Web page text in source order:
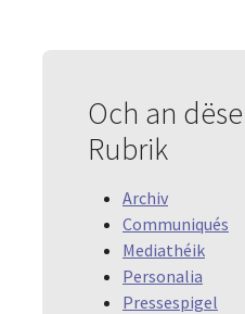
Och an
Rubrik
Archiv
Communiqués
Mediathéik
Personalia
Pressespigel